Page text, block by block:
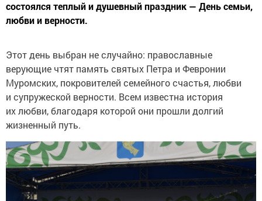
состоялся теплый и душевный праздник — День семьи,
любви и верности.
Этот день выбран не случайно: православные
верующие чтят память святых Петра и Февронии
Муромских, покровителей семейного счастья, любви
и супружеской верности. Всем известна история
их любви, благодаря которой они прошли долгий
жизненный путь.